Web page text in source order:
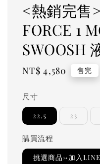
<熱銷完售
FORCE 1
SWOOSH
Regular
NT$ 4,580 售完
尺寸
22.5 23
購買流程
挑選商品→加入